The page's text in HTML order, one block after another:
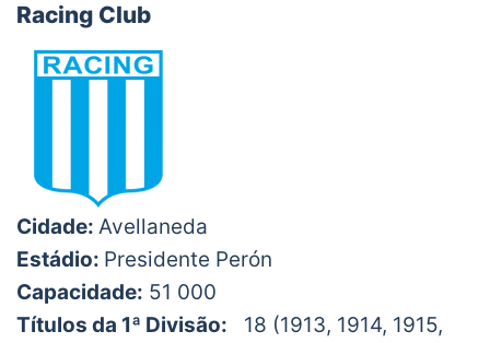
Racing Club
Cidade: Avellaneda
Estádio: Presidente Perón
Capacidade: 51 000
Títulos da 1ª Divisão: 18 (1913, 1914, 1915,